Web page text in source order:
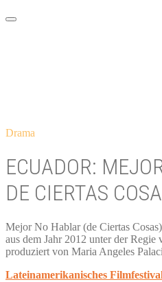
Drama
ECUADOR:
DE CIERTAS
Mejor No Hablar (de Ciertas
aus dem Jahr 2012 unter der Regie
produziert von Maria Angeles
Lateinamerikanisches